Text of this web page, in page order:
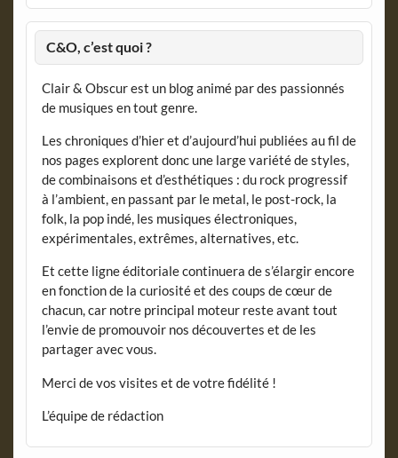
C&O, c’est quoi ?
Clair & Obscur est un blog animé par des passionnés
de musiques en tout genre.
Les chroniques d’hier et d’aujourd’hui publiées au fil de
nos pages explorent donc une large variété de styles,
de combinaisons et d’esthétiques : du rock progressif
à l’ambient, en passant par le metal, le post-rock, la
folk, la pop indé, les musiques électroniques,
expérimentales, extrêmes, alternatives, etc.
Et cette ligne éditoriale continuera de s’élargir encore
en fonction de la curiosité et des coups de cœur de
chacun, car notre principal moteur reste avant tout
l’envie de promouvoir nos découvertes et de les
partager avec vous.
Merci de vos visites et de votre fidélité !
L’équipe de rédaction